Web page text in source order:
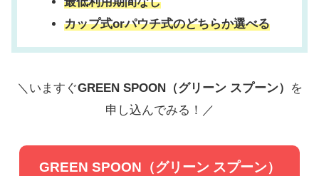
カップ式orパウチ式のどちらか選べる
＼いますぐGREEN SPOON（グリーン スプーン）
を
申し込んでみる！／
GREEN SPOON（グリーン スプーン）